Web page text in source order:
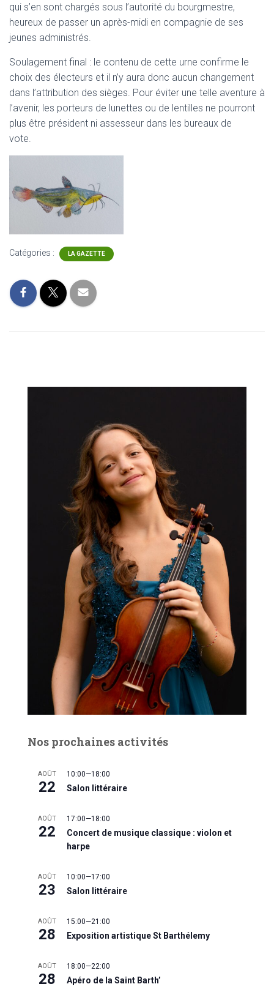
qui s’en sont chargés sous l’autorité du bourgmestre,
heureux de passer un après-midi en compagnie de ses
jeunes administrés.
Soulagement final : le contenu de cette urne confirme le
choix des électeurs et il n’y aura donc aucun changement
dans l’attribution des sièges. Pour éviter une telle aventure à
l’avenir, les porteurs de lunettes ou de lentilles ne pourront
plus être président ni assesseur dans les bureaux de
vote.
Catégories : LA GAZETTE
Nos prochaines activités
AOÛT
22
10:00—18:00
Salon littéraire
AOÛT
22
17:00—18:00
Concert de musique classique : violon et
harpe
AOÛT
23
10:00—17:00
Salon littéraire
AOÛT
28
15:00—21:00
Exposition artistique St Barthélemy
AOÛT
28
18:00—22:00
Apéro de la Saint Barth’